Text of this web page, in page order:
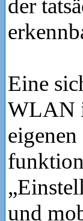
der
Eine
WLAN
und